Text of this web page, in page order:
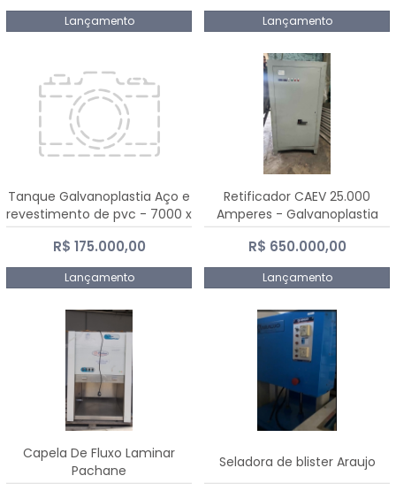
Lançamento Lançamento
Tanque Galvanoplastia Aço e
revestimento de pvc - 7000 x
2200 mm
R$ 175.000,00
Lançamento
Retificador CAEV 25.000
Amperes - Galvanoplastia
R$ 650.000,00
Lançamento
Capela De Fluxo Laminar
Pachane
Seladora de blister Araujo